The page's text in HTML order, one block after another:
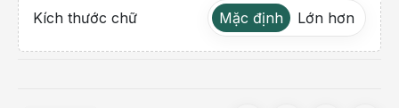
Kích thước chữ Mặc định Lớn hơn